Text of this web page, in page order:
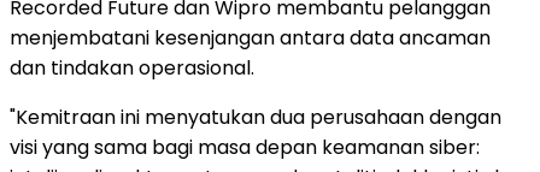
Recorded Future dan Wipro membantu pelanggan
menjembatani kesenjangan antara data ancaman
dan tindakan operasional.
"Kemitraan ini menyatukan dua perusahaan dengan
visi yang sama bagi masa depan keamanan siber: